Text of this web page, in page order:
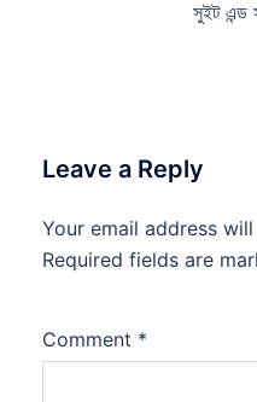
সুইট এন্ড
Leave a Reply
Your email address
Required fields are
Comment *